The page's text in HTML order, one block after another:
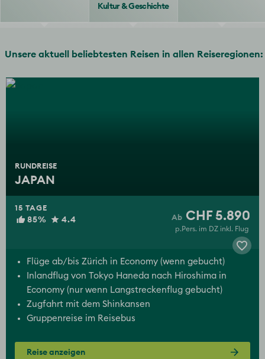
Nord- bis Südamerika Orient
Kultur & Geschichte
Privatreise Singlereise
Unsere aktuell beliebtesten Reisen in allen Reiseregionen:
RUNDREISE
JAPAN
15 TAGE
85% 4.4 CHF 5.890
p.Pers. im DZ inkl. Flug
Flüge ab/bis Zürich in Economy (wenn gebucht)
Inlandflug von Tokyo Haneda nach Hiroshima in
Economy (nur wenn Langstreckenflug gebucht)
Zugfahrt mit dem Shinkansen
Gruppenreise im Reisebus
Reise anzeigen